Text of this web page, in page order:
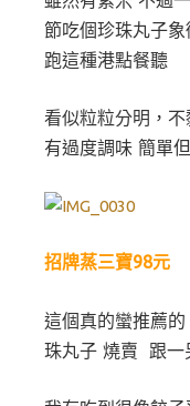
節吃個珍珠丸子
跑這種港點餐聽
看似粒粒分明，
有過度調味 簡單
招牌蒸三寶98元
這個真的蠻推薦
珠丸子 燒賣 跟一